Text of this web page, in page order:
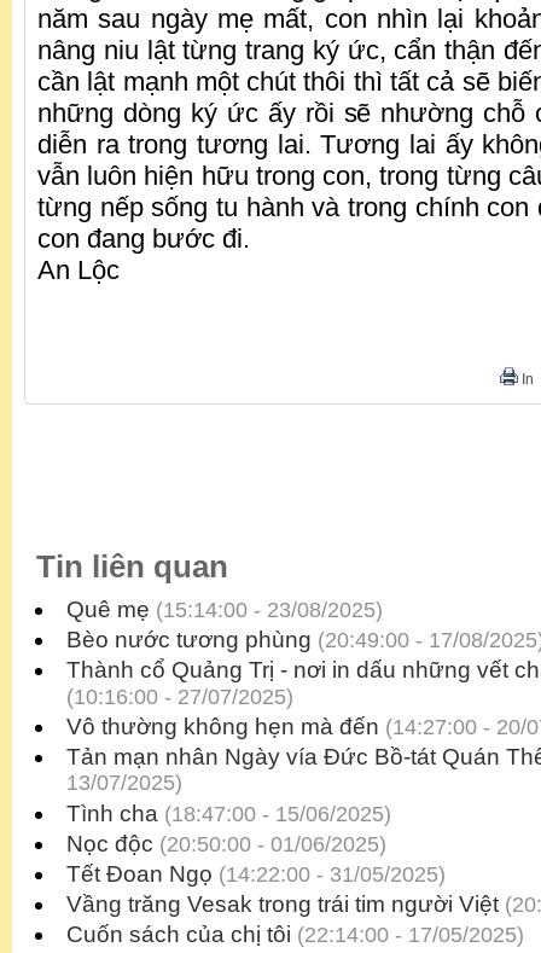
năm sau ngày mẹ mất, con nhìn lại
nâng niu lật từng trang ký ức, cẩn thận
cần lật mạnh một chút thôi thì tất cả sẽ
những dòng ký ức ấy rồi sẽ nhường chỗ
diễn ra trong tương lai. Tương lai ấy
vẫn luôn hiện hữu trong con, trong từng
từng nếp sống tu hành và trong chính
con đang bước đi.
An Lộc
In
Tin liên quan
Quê mẹ (15:14:00 - 23/08/2025)
Bèo nước tương phùng (20:49:00 - 17/08/
Thành cổ Quảng Trị - nơi in dấu những vết
(10:16:00 - 27/07/2025)
Vô thường không hẹn mà đến (14:27:00 - 20/
Tản mạn nhân Ngày vía Đức Bồ-tát Quán
13/07/2025)
Tình cha (18:47:00 - 15/06/2025)
Nọc độc (20:50:00 - 01/06/2025)
Tết Đoan Ngọ (14:22:00 - 31/05/2025)
Vầng trăng Vesak trong trái tim người Việt
Cuốn sách của chị tôi (22:14:00 - 17/05/2025)